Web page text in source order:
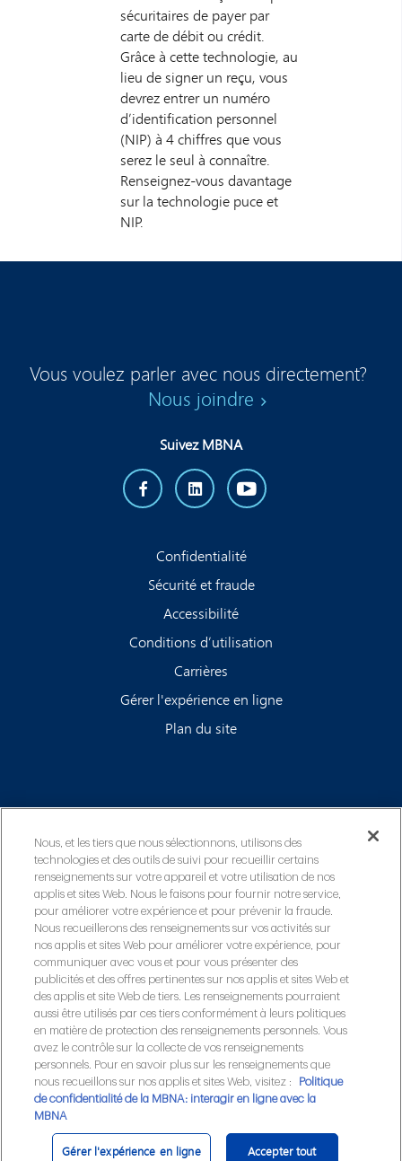
sécuritaires de payer par
carte de débit ou crédit.
Grâce à cette technologie, au
lieu de signer un reçu, vous
devrez entrer un numéro
d’identification personnel
(NIP) à 4 chiffres que vous
serez le seul à connaître.
Renseignez-vous davantage
sur la technologie puce et
NIP.
Vous voulez parler avec nous directement?
Nous joindre
Suivez MBNA
Confidentialité
Sécurité et fraude
Accessibilité
Conditions d’utilisation
Carrières
Gérer l'expérience en ligne
Plan du site
Corporate Office
1595 Telesat Crt, Ottawa, ON K1B 5R3
Nous, et les tiers que nous sélectionnons, utilisons des
technologies et des outils de suivi pour recueillir certains
renseignements sur votre appareil et votre utilisation de nos
applis et sites Web. Nous le faisons pour fournir notre service,
pour améliorer votre expérience et pour prévenir la fraude.
Nous recueillerons des renseignements sur vos activités sur
nos applis et sites Web pour améliorer votre expérience, pour
communiquer avec vous et pour vous présenter des
publicités et des offres pertinentes sur nos applis et sites Web et
des applis et site Web de tiers. Les renseignements pourraient
aussi être utilisés par ces tiers conformément à leurs politiques
en matière de protection des renseignements personnels. Vous
avez le contrôle sur la collecte de vos renseignements
personnels. Pour en savoir plus sur les renseignements que
nous recueillons sur nos applis et sites Web, visitez :
Politique
de confidentialité de la MBNA: interagir en ligne avec la
MBNA
Gérer l'expérience en ligne Accepter tout